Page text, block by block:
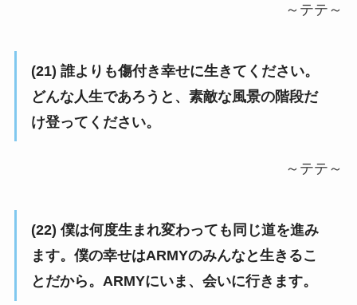
～テテ～
(21) 誰よりも傷付き幸せに生きてください。
どんな人生であろうと、素敵な風景の階段だ
け登ってください。
～テテ～
(22) 僕は何度生まれ変わっても同じ道を進み
ます。僕の幸せはARMYのみんなと生きるこ
とだから。ARMYにいま、会いに行きます。